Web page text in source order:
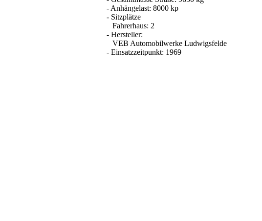
- Anhängelast: 8000 kp
- Sitzplätze
Fahrerhaus: 2
- Hersteller:
VEB Automobilwerke Ludwigsfelde
- Einsatzzeitpunkt: 1969